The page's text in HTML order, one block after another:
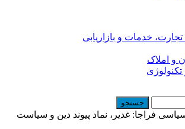
خدمات و بازاریابی
و املاک